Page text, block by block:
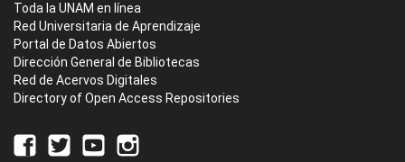
Toda la UNAM en línea
Red Universitaria de Aprendizaje
Portal de Datos Abiertos
Dirección General de Bibliotecas
Red de Acervos Digitales
Directory of Open Access Repositories